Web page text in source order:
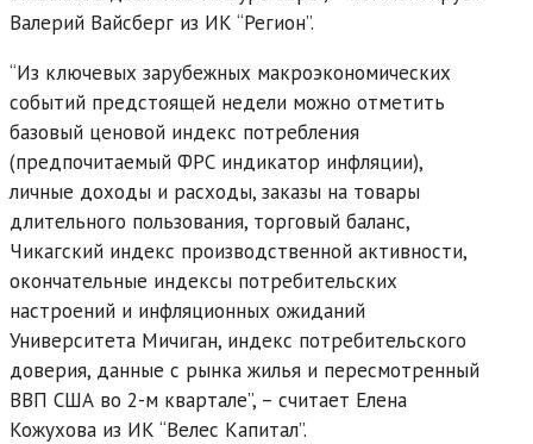
Валерий Вайсберг из ИК “Регион”.
“Из ключевых зарубежных макроэкономических
событий предстоящей недели можно отметить
базовый ценовой индекс потребления
(предпочитаемый ФРС индикатор инфляции),
личные доходы и расходы, заказы на товары
длительного пользования, торговый баланс,
Чикагский индекс производственной активности,
окончательные индексы потребительских
настроений и инфляционных ожиданий
Университета Мичиган, индекс потребительского
доверия, данные с рынка жилья и пересмотренный
ВВП США во 2-м квартале”, – считает Елена
Кожухова из ИК “Велес Капитал”.